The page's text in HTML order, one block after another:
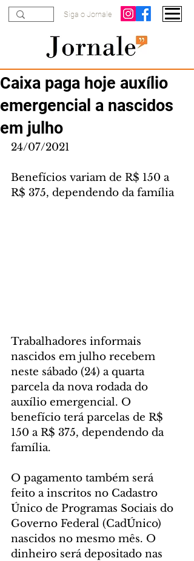
Siga o Jornale
Caixa paga hoje auxílio
emergencial a nascidos
em julho
24/07/2021
Benefícios variam de R$ 150 a
R$ 375, dependendo da família
Trabalhadores informais
nascidos em julho recebem
neste sábado (24) a quarta
parcela da nova rodada do
auxílio emergencial. O
benefício terá parcelas de R$
150 a R$ 375, dependendo da
família.
O pagamento também será
feito a inscritos no Cadastro
Único de Programas Sociais do
Governo Federal (CadÚnico)
nascidos no mesmo mês. O
dinheiro será depositado nas